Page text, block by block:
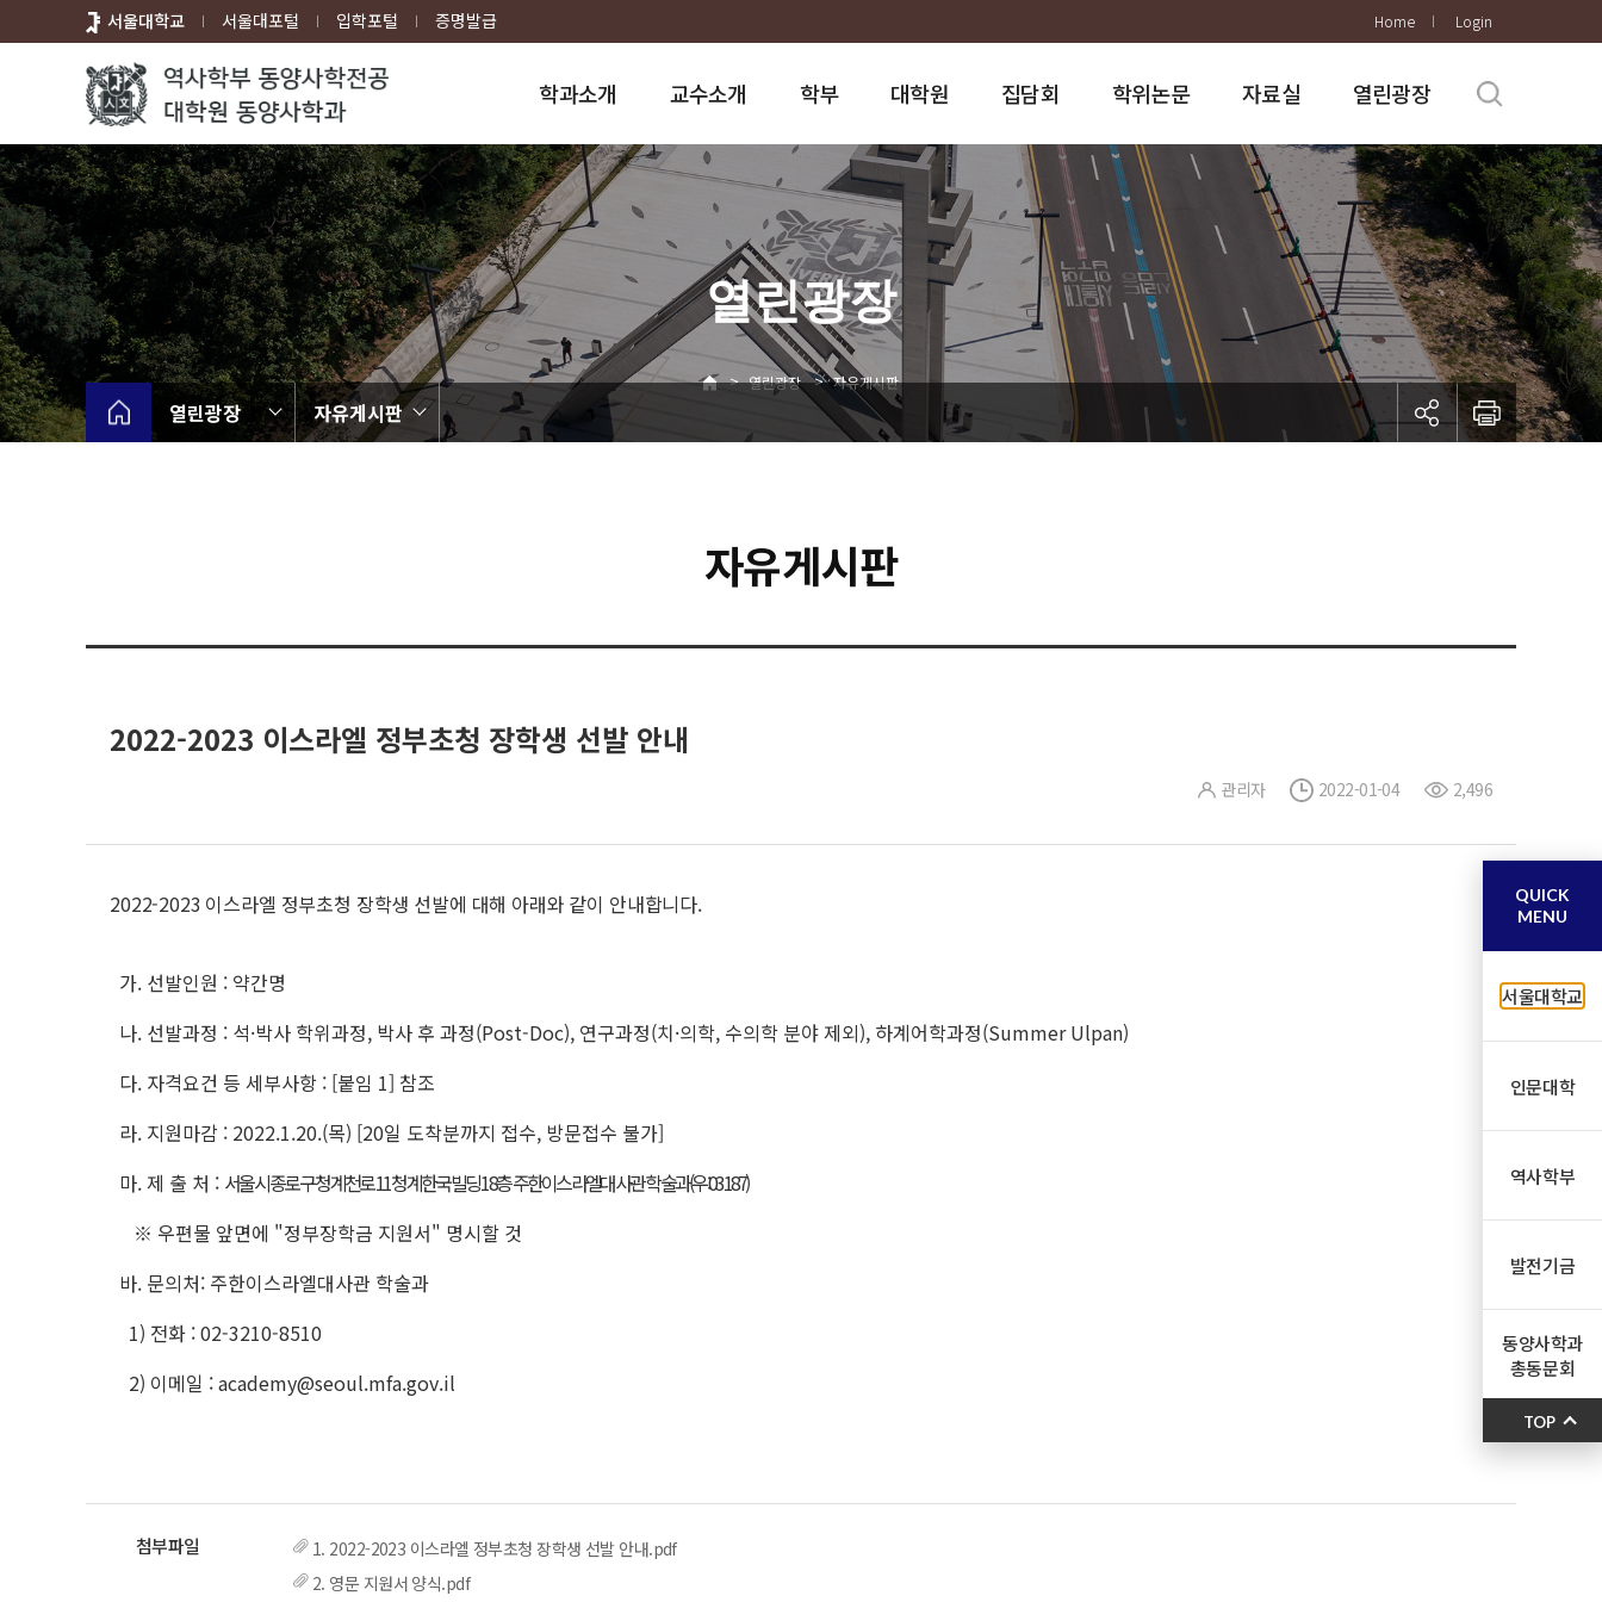
로
뉴
서울대학교 서울대포털 입학포털 증명발급 Home Login
학과소개 교수소개 학부 대학원 집담회 학위논문 자료실 열린광장
열린광장
> 열린광장 > 자유게시판
열린광장 자유게시판
자유게시판
2022-2023 이스라엘 정부초청 장학생 선발 안내
관리자 2022-01-04 2,496
2022-2023 이스라엘 정부초청 장학생 선발에 대해 아래와 같이 안내합니다.
가. 선발인원 : 약간명
나. 선발과정 : 석·박사 학위과정, 박사 후 과정(Post-Doc), 연구과정(치·의학, 수의학 분야 제외), 하계어학과정(Summer Ulpan)
다. 자격요건 등 세부사항 : [붙임 1] 참조
라. 지원마감 : 2022.1.20.(목) [20일 도착분까지 접수, 방문접수 불가]
마. 제 출 처 : 서울시 종로구 청계천로 11 청계한국빌딩 18층 주한이스라엘대사관 학술과(우:03187)
※ 우편물 앞면에 "정부장학금 지원서" 명시할 것
바. 문의처: 주한이스라엘대사관 학술과
1) 전화 : 02-3210-8510
2) 이메일 : academy@seoul.mfa.gov.il
1. 2022-2023 이스라엘 정부초청 장학생 선발 안내.pdf
2. 영문 지원서 양식.pdf
QUICK
MENU
서울대학교
인문대학
역사학부
발전기금
동양사학과
총동문회
TOP